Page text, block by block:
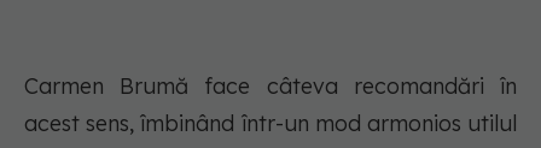
Carmen Brumă face câteva recomandări în
acest sens, îmbinând într-un mod armonios utilul